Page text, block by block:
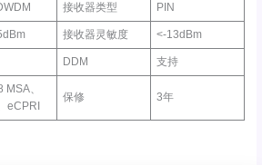
接收器类型 PIN
接收器灵敏度 <-13dBm
DDM 支持
MSA、
eCPRI
保修 3年